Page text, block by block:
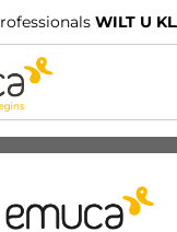
WILT U
binnenspiegel
en Plastic